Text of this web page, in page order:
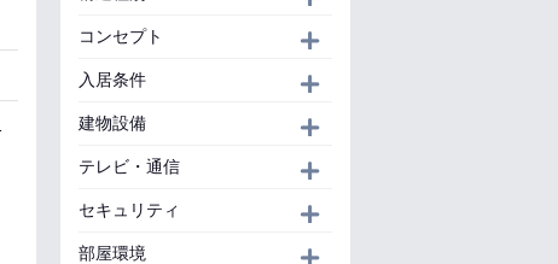
コンセプト
入居条件
建物設備
テレビ・通信
セキュリティ
部屋環境